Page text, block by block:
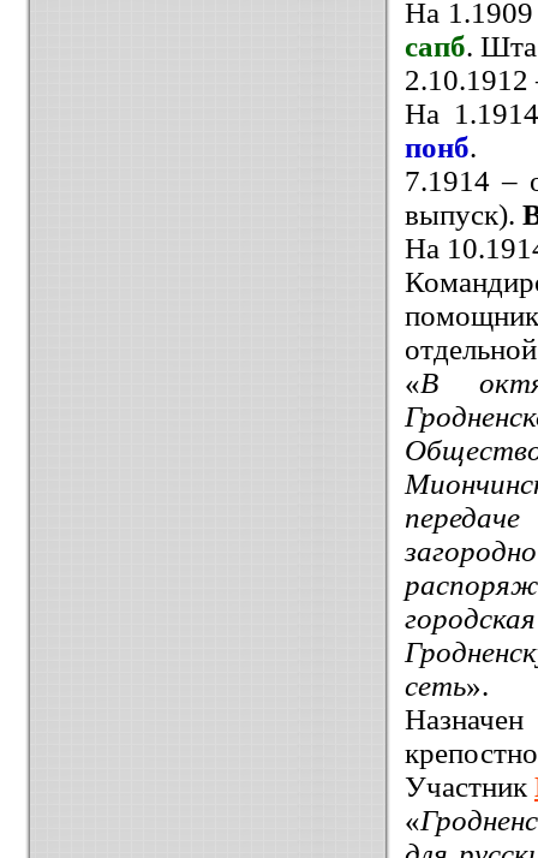
На
сапб.
На
понб.
7.1914 –
выпуск).
На
«В
сеть».
Участник
«